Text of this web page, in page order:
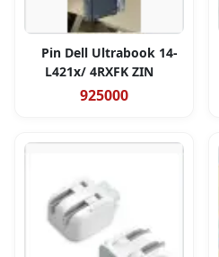
Pin Dell Ultrabook 14-
L421x/ 4RXFK ZIN
925000